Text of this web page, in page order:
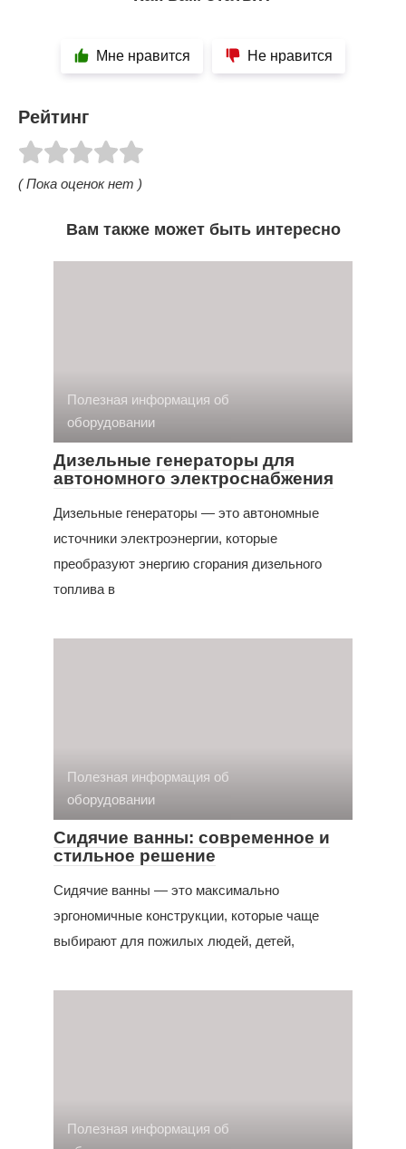
Мне нравится Не нравится
Рейтинг
( Пока оценок нет )
Вам также может быть интересно
Полезная информация об
оборудовании
Дизельные генераторы для
автономного электроснабжения
Дизельные генераторы — это автономные
источники электроэнергии, которые
преобразуют энергию сгорания дизельного
топлива в
Полезная информация об
оборудовании
Сидячие ванны: современное и
стильное решение
Сидячие ванны — это максимально
эргономичные конструкции, которые чаще
выбирают для пожилых людей, детей,
Полезная информация об